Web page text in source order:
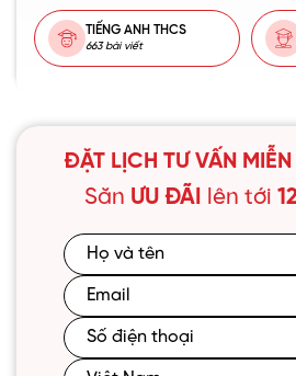
TIẾNG ANH THCS
663 bài viết
ĐẶT LỊCH TƯ VẤN MIỄN
Săn ƯU ĐÃI lên tới